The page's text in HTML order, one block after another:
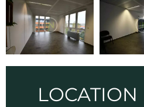
LOCATION